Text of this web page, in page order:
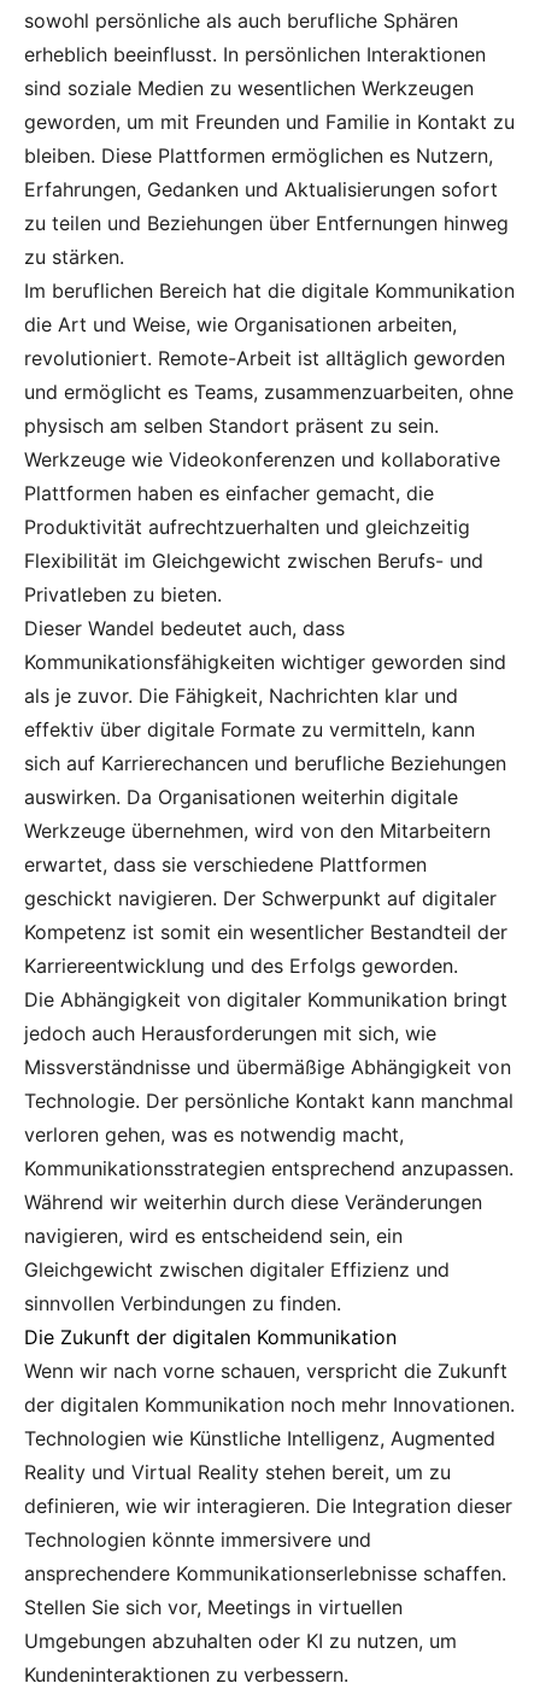
sowohl persönliche als auch berufliche Sphären
erheblich beeinflusst. In persönlichen Interaktionen
sind soziale Medien zu wesentlichen Werkzeugen
geworden, um mit Freunden und Familie in Kontakt zu
bleiben. Diese Plattformen ermöglichen es Nutzern,
Erfahrungen, Gedanken und Aktualisierungen sofort
zu teilen und Beziehungen über Entfernungen hinweg
zu stärken.
Im beruflichen Bereich hat die digitale Kommunikation
die Art und Weise, wie Organisationen arbeiten,
revolutioniert. Remote-Arbeit ist alltäglich geworden
und ermöglicht es Teams, zusammenzuarbeiten, ohne
physisch am selben Standort präsent zu sein.
Werkzeuge wie Videokonferenzen und kollaborative
Plattformen haben es einfacher gemacht, die
Produktivität aufrechtzuerhalten und gleichzeitig
Flexibilität im Gleichgewicht zwischen Berufs- und
Privatleben zu bieten.
Dieser Wandel bedeutet auch, dass
Kommunikationsfähigkeiten wichtiger geworden sind
als je zuvor. Die Fähigkeit, Nachrichten klar und
effektiv über digitale Formate zu vermitteln, kann
sich auf Karrierechancen und berufliche Beziehungen
auswirken. Da Organisationen weiterhin digitale
Werkzeuge übernehmen, wird von den Mitarbeitern
erwartet, dass sie verschiedene Plattformen
geschickt navigieren. Der Schwerpunkt auf digitaler
Kompetenz ist somit ein wesentlicher Bestandteil der
Karriereentwicklung und des Erfolgs geworden.
Die Abhängigkeit von digitaler Kommunikation bringt
jedoch auch Herausforderungen mit sich, wie
Missverständnisse und übermäßige Abhängigkeit von
Technologie. Der persönliche Kontakt kann manchmal
verloren gehen, was es notwendig macht,
Kommunikationsstrategien entsprechend anzupassen.
Während wir weiterhin durch diese Veränderungen
navigieren, wird es entscheidend sein, ein
Gleichgewicht zwischen digitaler Effizienz und
sinnvollen Verbindungen zu finden.
Die Zukunft der digitalen Kommunikation
Wenn wir nach vorne schauen, verspricht die Zukunft
der digitalen Kommunikation noch mehr Innovationen.
Technologien wie Künstliche Intelligenz, Augmented
Reality und Virtual Reality stehen bereit, um zu
definieren, wie wir interagieren. Die Integration dieser
Technologien könnte immersivere und
ansprechendere Kommunikationserlebnisse schaffen.
Stellen Sie sich vor, Meetings in virtuellen
Umgebungen abzuhalten oder KI zu nutzen, um
Kundeninteraktionen zu verbessern.